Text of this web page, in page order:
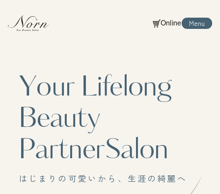
Online
Menu
Your Lifelong
Beauty
PartnerSalon
は じ ま り の 可 愛 い か ら 、 生 涯 の 綺麗 へ